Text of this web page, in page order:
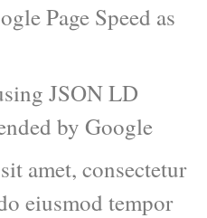
Page Speed as
JSON LD
by Google
amet, consectetur
eiusmod tempor